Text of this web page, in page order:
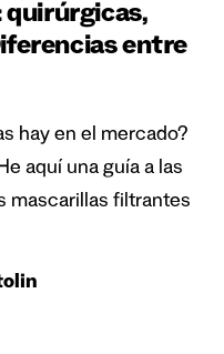
quirúrgicas,
entre
hay en el mercado?
aquí una guía a las
mascarillas filtrantes